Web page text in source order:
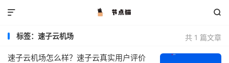


共 1 篇文章
标签：速子云机场
速子云机场怎么样？速子云真实用户评价